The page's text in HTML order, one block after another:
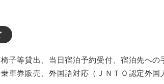
子等貸出、当日宿泊予約受付、宿泊先へ
車券販売、外国語対応（ＪＮＴＯ認定外国